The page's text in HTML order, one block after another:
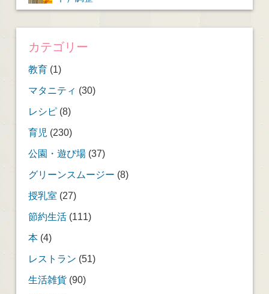
カテゴリー
教育(1)
マタニティ (30)
レシピ(8)
育児 (230)
公園・遊び場(37)
グリーンスムージー (8)
授乳室 (27)
節約生活(111)
本(4)
レストラン (51)
生活雑貨(90)